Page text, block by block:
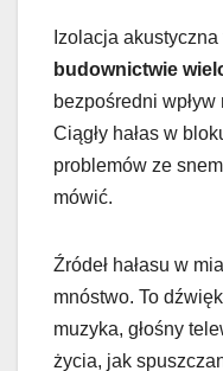
Izolacja
budownictwie
bezpośredni
Ciągły hałas w
problemów ze
mówić.
Źródeł hałasu w
mnóstwo. To
muzyka, głośny
życia, jak